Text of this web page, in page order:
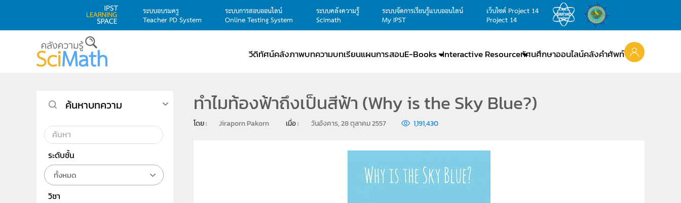
ระบบอบรมครู
Teacher PD System
ระบบการสอบออนไลน์
Online Testing System
ระบบคลังความรู้
Scimath
ระบบจัดการเรียนรู้แบบออนไลน์
My IPST
เว็บไซต์ Project 14
Project 14
วีดิทัศน์คลังภาพบทความบทเรียนแผนการสอนE-Books Interactive Resourceทัศนศึกษาออนไลน์คลังคำศัพท์
ทำไมท้องฟ้าถึงเป็นสีฟ้า (Why is the Sky Blue?)
โดย : Jiraporn Pakorn เมื่อ : วันอังคาร, 28 ตุลาคม 2557 1,191,430
ค้นหาบทความ
ระดับชั้น
ทั้งหมด
วิชา